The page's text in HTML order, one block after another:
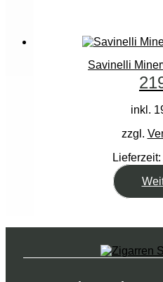
Savinelli
inkl.
zzgl.
Lieferzeit: